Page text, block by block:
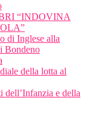
“INDOVINA
di Inglese alla
Bondeno
della lotta al
e della